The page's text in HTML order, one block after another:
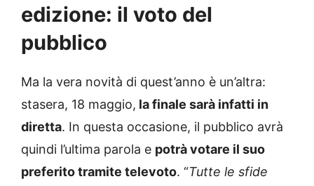
edizione: il voto del
pubblico
Ma la vera novità di quest’anno è un’altra:
stasera, 18 maggio, la finale sarà infatti in
diretta. In questa occasione, il pubblico avrà
quindi l’ultima parola e potrà votare il suo
preferito tramite televoto. “Tutte le sfide